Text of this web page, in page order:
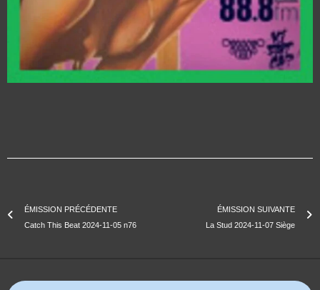
ÉMISSION PRÉCÉDENTE
Catch This Beat 2024-11-05 n76
ÉMISSION SUIVANTE
La Stud 2024-11-07 Siège